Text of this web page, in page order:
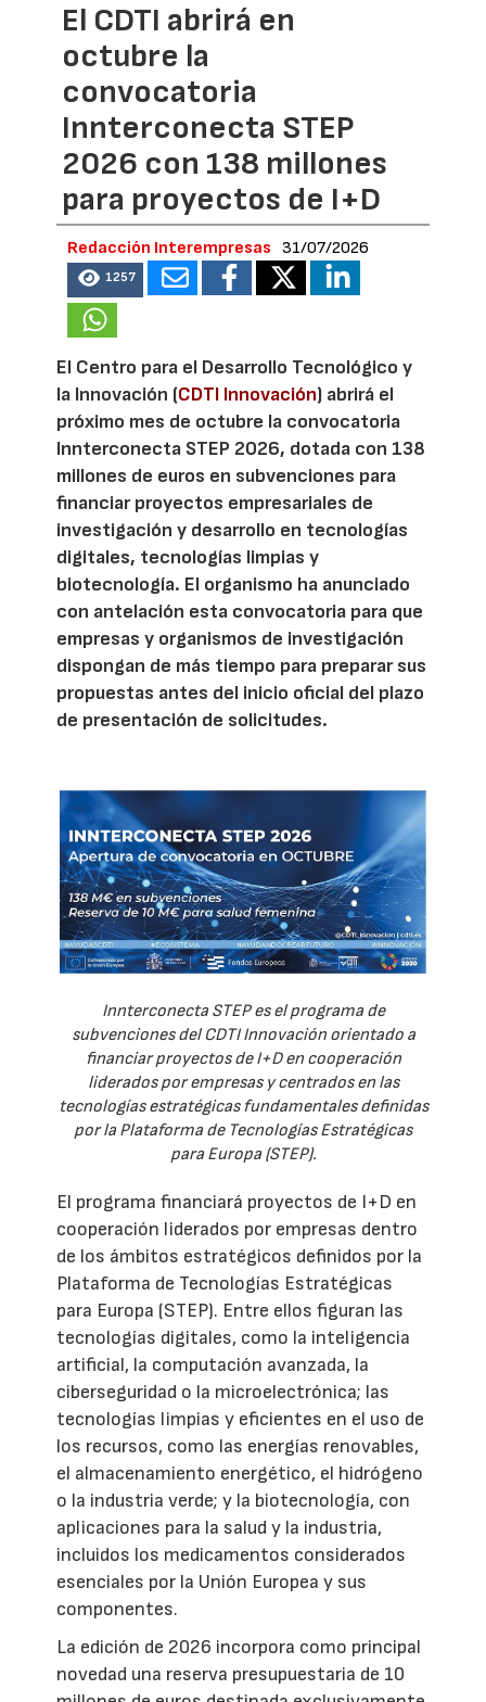
El CDTI abrirá en
octubre la
convocatoria
Innterconecta STEP
2026 con 138 millones
para proyectos de I+D
Redacción Interempresas 31/07/2026
1257
El Centro para el Desarrollo Tecnológico y
la Innovación (CDTI Innovación) abrirá el
próximo mes de octubre la convocatoria
Innterconecta STEP 2026, dotada con 138
millones de euros en subvenciones para
financiar proyectos empresariales de
investigación y desarrollo en tecnologías
digitales, tecnologías limpias y
biotecnología. El organismo ha anunciado
con antelación esta convocatoria para que
empresas y organismos de investigación
dispongan de más tiempo para preparar sus
propuestas antes del inicio oficial del plazo
de presentación de solicitudes.
Innterconecta STEP es el programa de
subvenciones del CDTI Innovación orientado a
financiar proyectos de I+D en cooperación
liderados por empresas y centrados en las
tecnologías estratégicas fundamentales definidas
por la Plataforma de Tecnologías Estratégicas
para Europa (STEP).
El programa financiará proyectos de I+D en
cooperación liderados por empresas dentro
de los ámbitos estratégicos definidos por la
Plataforma de Tecnologías Estratégicas
para Europa (STEP). Entre ellos figuran las
tecnologías digitales, como la inteligencia
artificial, la computación avanzada, la
ciberseguridad o la microelectrónica; las
tecnologías limpias y eficientes en el uso de
los recursos, como las energías renovables,
el almacenamiento energético, el hidrógeno
o la industria verde; y la biotecnología, con
aplicaciones para la salud y la industria,
incluidos los medicamentos considerados
esenciales por la Unión Europea y sus
componentes.
La edición de 2026 incorpora como principal
novedad una reserva presupuestaria de 10